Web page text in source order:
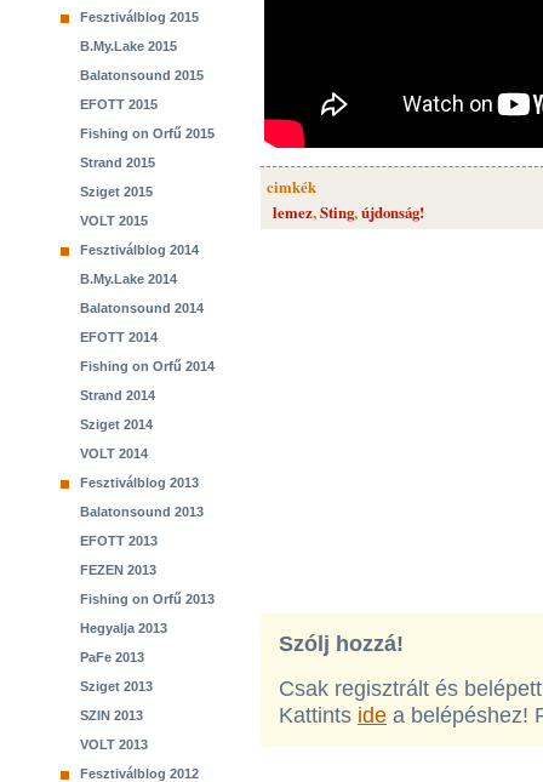
Fesztiválblog 2015
B.My.Lake 2015
Balatonsound 2015
EFOTT 2015
Fishing on Orfű 2015
Strand 2015
Sziget 2015
VOLT 2015
Fesztiválblog 2014
B.My.Lake 2014
Balatonsound 2014
EFOTT 2014
Fishing on Orfű 2014
Strand 2014
Sziget 2014
VOLT 2014
Fesztiválblog 2013
Balatonsound 2013
EFOTT 2013
FEZEN 2013
Fishing on Orfű 2013
Hegyalja 2013
PaFe 2013
Sziget 2013
SZIN 2013
VOLT 2013
Fesztiválblog 2012
cimkék
lemez,Sting,újdonság!
Szólj hozzá!
Csak regisztrált és
Kattints ide a belépéshez!